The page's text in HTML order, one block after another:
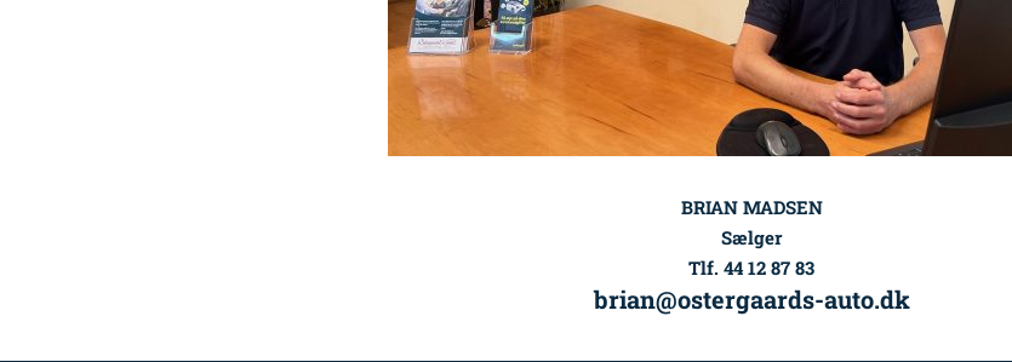
BRIAN MADSEN
Sælger
Tlf. 44 12 87 83
brian@ostergaards-auto.dk